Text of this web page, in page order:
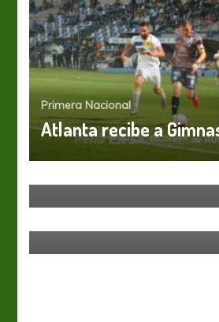
Primera Nacional
Atlanta recibe a
Primera Nacional
El Celeste va a